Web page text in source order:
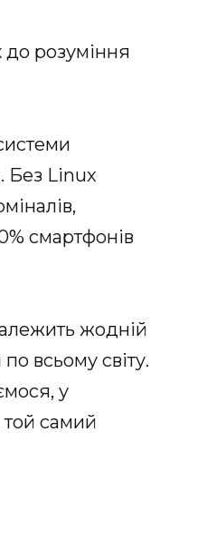
розуміння
Без Linux
смартфонів
жодній
всьому світу.
у
той самий